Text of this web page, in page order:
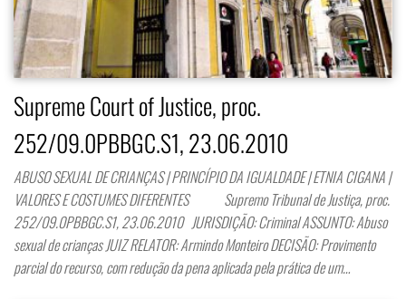
Supreme Court of Justice, proc.
252/09.0PBBGC.S1, 23.06.2010
ABUSO SEXUAL DE CRIANÇAS | PRINCÍPIO DA IGUALDADE | ETNIA CIGANA |
VALORES E COSTUMES DIFERENTES Supremo Tribunal de Justiça, proc.
252/09.0PBBGC.S1, 23.06.2010 JURISDIÇÃO: Criminal ASSUNTO: Abuso
sexual de crianças JUIZ RELATOR: Armindo Monteiro DECISÃO: Provimento
parcial do recurso, com redução da pena aplicada pela prática de um…